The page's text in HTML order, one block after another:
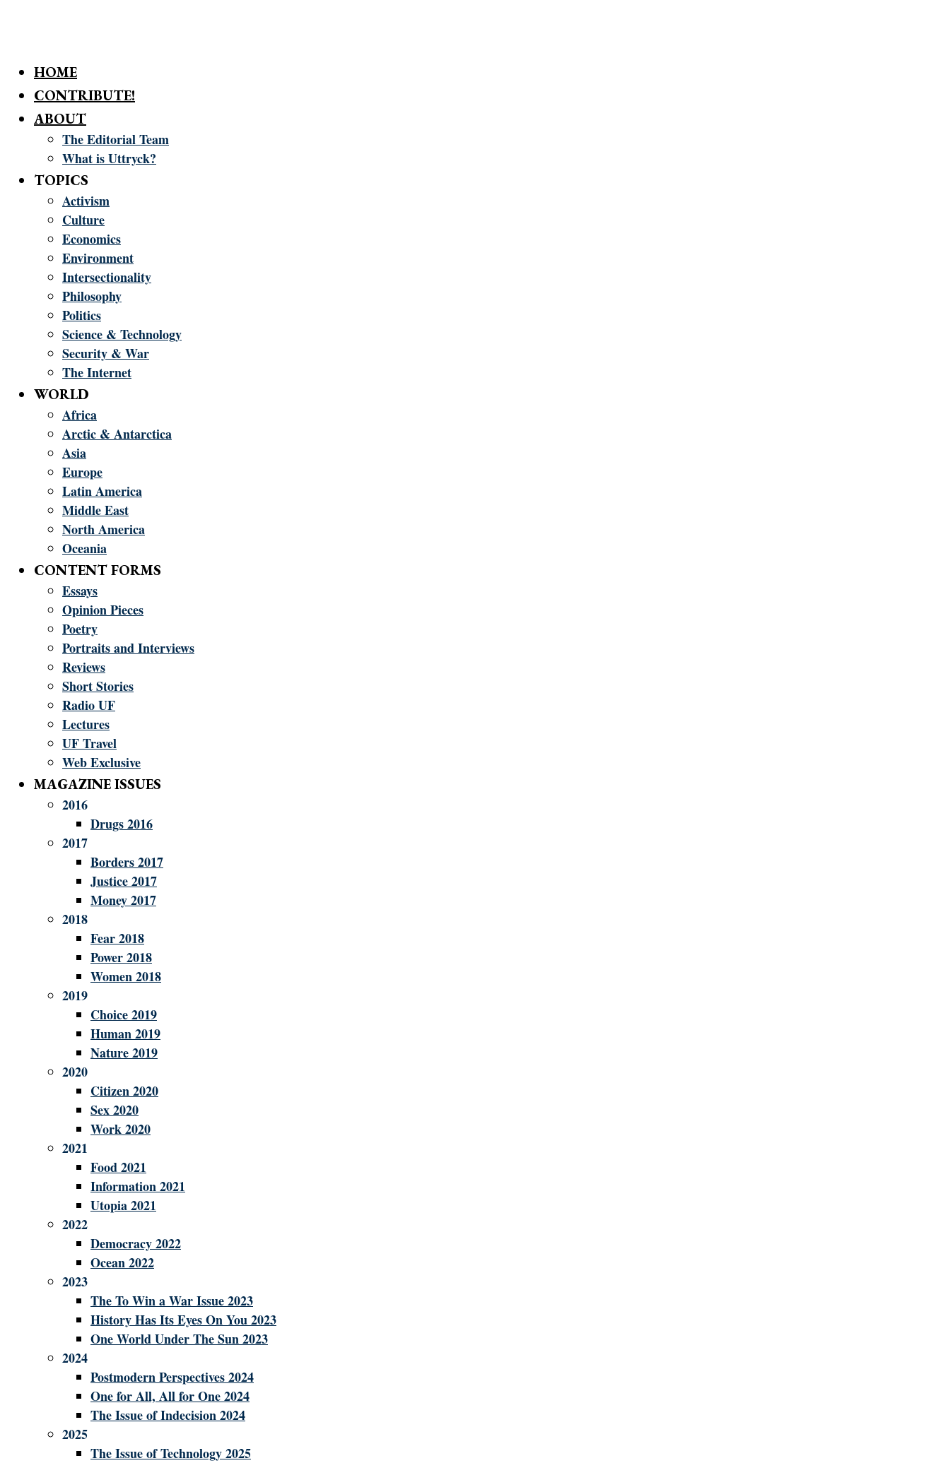
HOME
CONTRIBUTE!
ABOUT
The Editorial Team
What is Uttryck?
TOPICS
Activism
Culture
Economics
Environment
Intersectionality
Philosophy
Politics
Science & Technology
Security & War
The Internet
WORLD
Africa
Arctic & Antarctica
Asia
Europe
Latin America
Middle East
North America
Oceania
CONTENT FORMS
Essays
Opinion Pieces
Poetry
Portraits and Interviews
Reviews
Short Stories
Radio UF
Lectures
UF Travel
Web Exclusive
MAGAZINE ISSUES
2016
Drugs 2016
2017
Borders 2017
Justice 2017
Money 2017
2018
Fear 2018
Power 2018
Women 2018
2019
Choice 2019
Human 2019
Nature 2019
2020
Citizen 2020
Sex 2020
Work 2020
2021
Food 2021
Information 2021
Utopia 2021
2022
Democracy 2022
Ocean 2022
2023
The To Win a War Issue 2023
History Has Its Eyes On You 2023
One World Under The Sun 2023
2024
Postmodern Perspectives 2024
One for All, All for One 2024
The Issue of Indecision 2024
2025
The Issue of Technology 2025